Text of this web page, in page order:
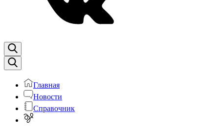
Главная
Новости
Справочник